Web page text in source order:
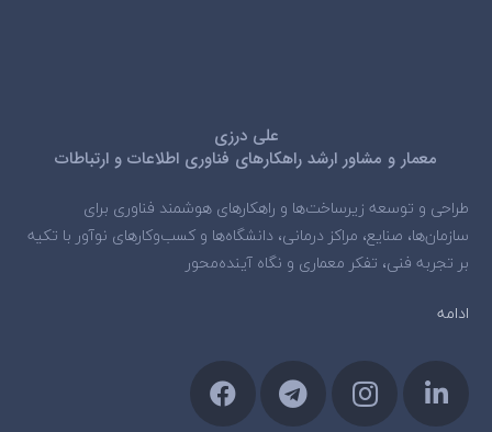
علی درزی
معمار و مشاور ارشد راهکارهای فناوری اطلاعات و ارتباطات
طراحی و توسعه زیرساخت‌ها و راهکارهای هوشمند فناوری برای
سازمان‌ها، صنایع، مراکز درمانی، دانشگاه‌ها و کسب‌وکارهای نوآور با تکیه
بر تجربه فنی، تفکر معماری و نگاه آینده‌محور
ادامه